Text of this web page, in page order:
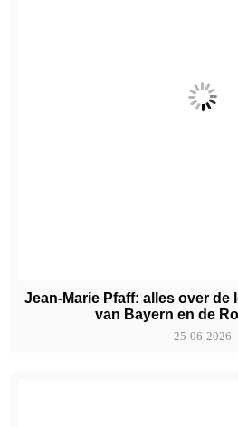
Jean-Marie Pfaff: alles over de
van Bayern en de
25-06-2026